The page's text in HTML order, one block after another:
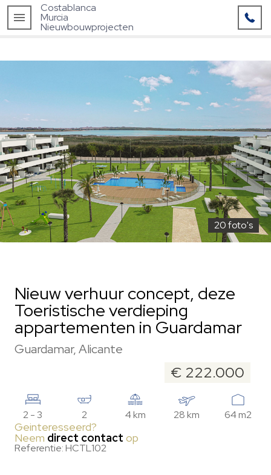
Costablanca
Murcia
Nieuwbouwprojecten
20 foto's
Nieuw verhuur concept, deze
Toeristische verdieping
appartementen in Guardamar
Guardamar, Alicante
€ 222.000
2 - 3 2 4 km 28 km 64 m2
Geinteresseerd?
Neem direct contact op
Referentie: HCTL102